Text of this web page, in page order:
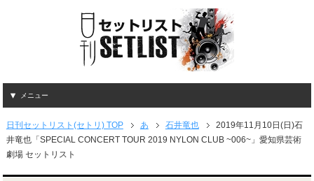
メニュー
日刊セットリスト(セトリ) TOP あ 石井竜也
2019年11月10日(日)石
井竜也「SPECIAL CONCERT TOUR 2019 NYLON CLUB ~006~」愛知県芸術
劇場 セットリスト